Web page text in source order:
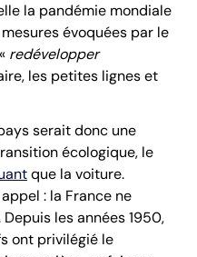
la pandémie mondiale
évoquées par le
redévelopper
les petites lignes et
serait donc une
écologique, le
que la voiture.
: la France ne
les années 1950,
ont privilégié le